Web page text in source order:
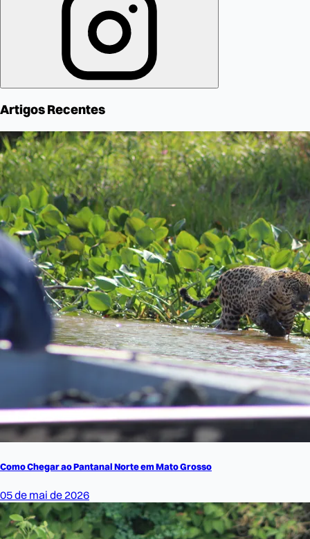
Artigos Recentes
Como Chegar ao Pantanal Norte em Mato Grosso
05 de mai de 2026